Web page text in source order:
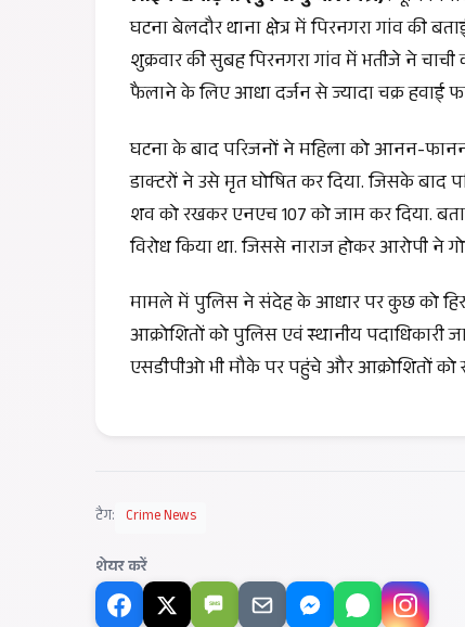
घटना बेलदौर थाना क्षेत्र में पिरनगरा गांव की
शुक्रवार की सुबह पिरनगरा गांव में भतीजे ने
फैलाने के लिए आधा दर्जन से ज्यादा चक्र हवाई
घटना के बाद परिजनों ने महिला को आनन-
डाक्टरों ने उसे मृत घोषित कर दिया. जिसके
शव को रखकर एनएच 107 को जाम कर दिया.
विरोध किया था. जिससे नाराज होकर आरोपी ने
मामले में पुलिस ने संदेह के आधार पर कुछ को
आक्रोशितों को पुलिस एवं स्थानीय पदाधिकारी
एसडीपीओ भी मौके पर पहुंचे और आक्रोशितों
टैग: Crime News
शेयर करें
SMS